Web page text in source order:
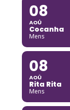
08
AOÛ
Cocanha
Mens
08
AOÛ
Rita Rita
Mens